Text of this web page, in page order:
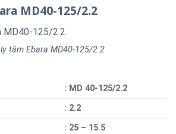
MD40-125/2.2
tâm Ebara MD40-125/2.2
: MD 40-125/2.2
: 2.2
: 25 – 15.5